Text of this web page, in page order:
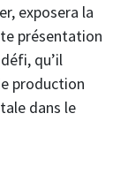
exposera la
présentation
qu’il
production
dans le